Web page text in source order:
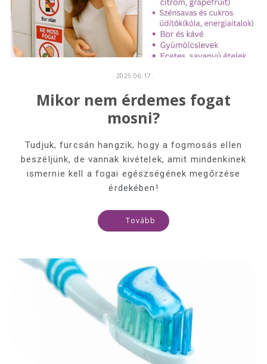
2025.06.17.
Mikor nem érdemes fogat
mosni?
Tudjuk, furcsán hangzik, hogy a fogmosás ellen
beszéljünk, de vannak kivételek, amit mindenkinek
ismernie kell a fogai egészségének megőrzése
érdekében!
Tovább